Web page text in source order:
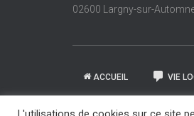
02600 Largny-sur-
ACCUEIL VIE